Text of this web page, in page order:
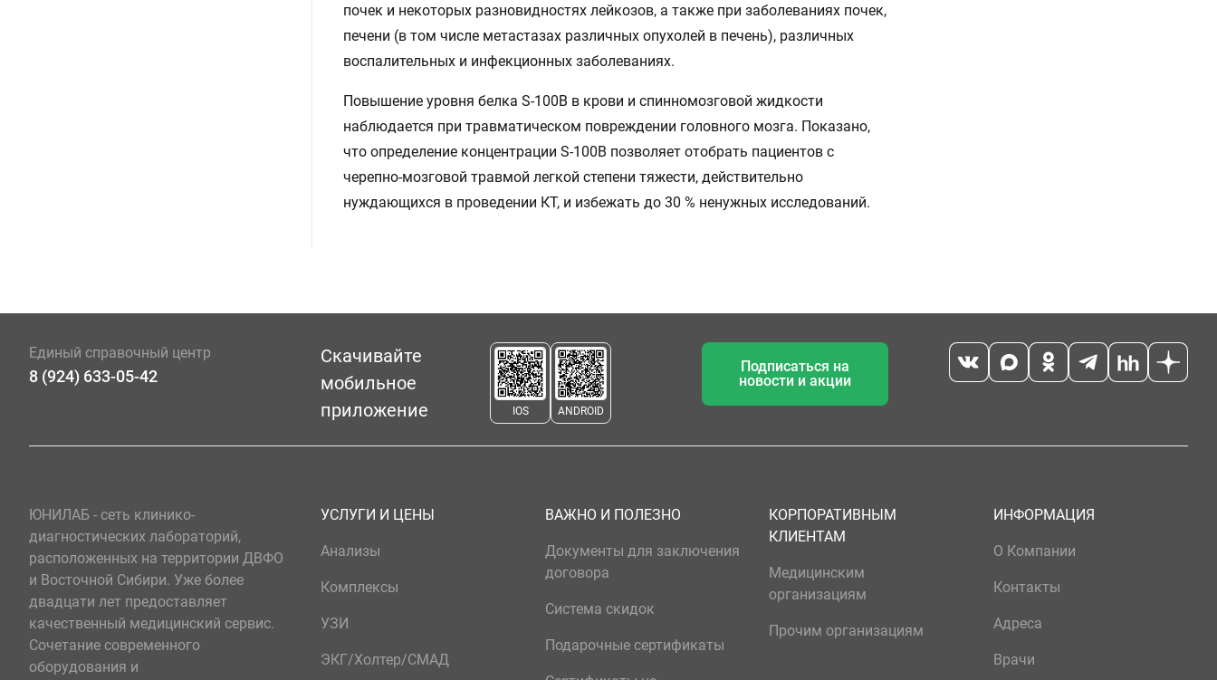
почек и некоторых разновидностях лейкозов, а также при заболеваниях почек,
печени (в том числе метастазах различных опухолей в печень), различных
воспалительных и инфекционных заболеваниях.
Повышение уровня белка S-100B в крови и спинномозговой жидкости
наблюдается при травматическом повреждении головного мозга. Показано,
что определение концентрации S-100B позволяет отобрать пациентов с
черепно-мозговой травмой легкой степени тяжести, действительно
нуждающихся в проведении КТ, и избежать до 30 % ненужных исследований.
Единый справочный центр
8 (924) 633-05-42
Скачивайте
мобильное
приложение
IOS ANDROID
Подписаться на
новости и акции
ЮНИЛАБ - сеть клинико-
диагностических лабораторий,
расположенных на территории ДВФО
и Восточной Сибири. Уже более
двадцати лет предоставляет
качественный медицинский сервис.
Сочетание современного
оборудования и
УСЛУГИ И ЦЕНЫ
Анализы
Комплексы
УЗИ
ЭКГ/Холтер/СМАД
ВАЖНО И ПОЛЕЗНО
Документы для заключения
договора
Система скидок
Подарочные сертификаты
КОРПОРАТИВНЫМ
КЛИЕНТАМ
Медицинским
организациям
Прочим организациям
ИНФОРМАЦИЯ
О Компании
Контакты
Адреса
Врачи